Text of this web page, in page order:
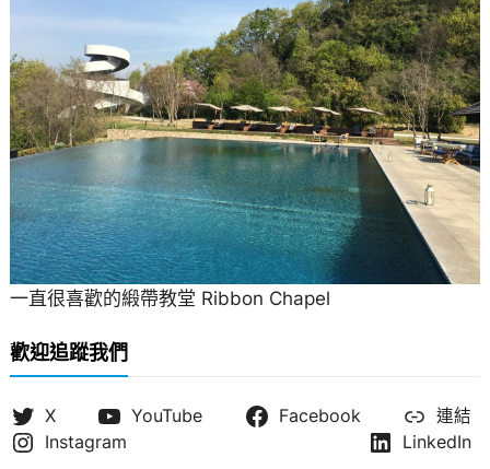
一直很喜歡的緞帶教堂 Ribbon Chapel
歡迎追蹤我們
X YouTube Facebook
連結
Instagram
LinkedIn